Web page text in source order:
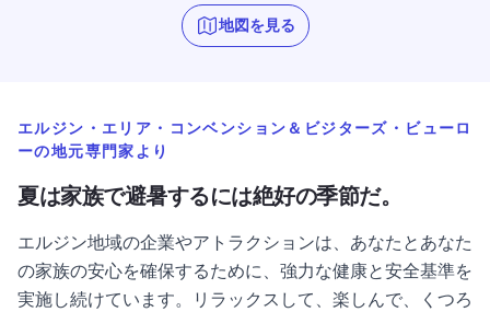
地図を見る
エルジン・エリア・コンベンション＆ビジターズ・ビューロ
ーの地元専門家より
夏は家族で避暑するには絶好の季節だ。
エルジン地域の企業やアトラクションは、あなたとあなた
の家族の安心を確保するために、強力な健康と安全基準を
実施し続けています。リラックスして、楽しんで、くつろ